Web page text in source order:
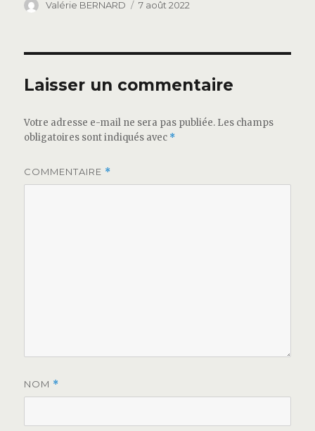
Auteur
Valérie BERNARD
Publié
7 août 2022
Laisser un commentaire
Votre adresse e-mail ne sera pas publiée. Les champs
obligatoires sont indiqués avec *
COMMENTAIRE *
NOM *